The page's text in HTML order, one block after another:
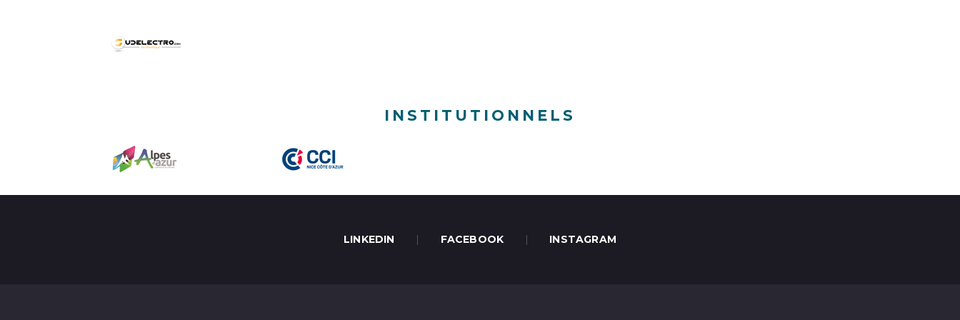
INSTITUTIONNELS
LINKEDIN | FACEBOOK | INSTAGRAM